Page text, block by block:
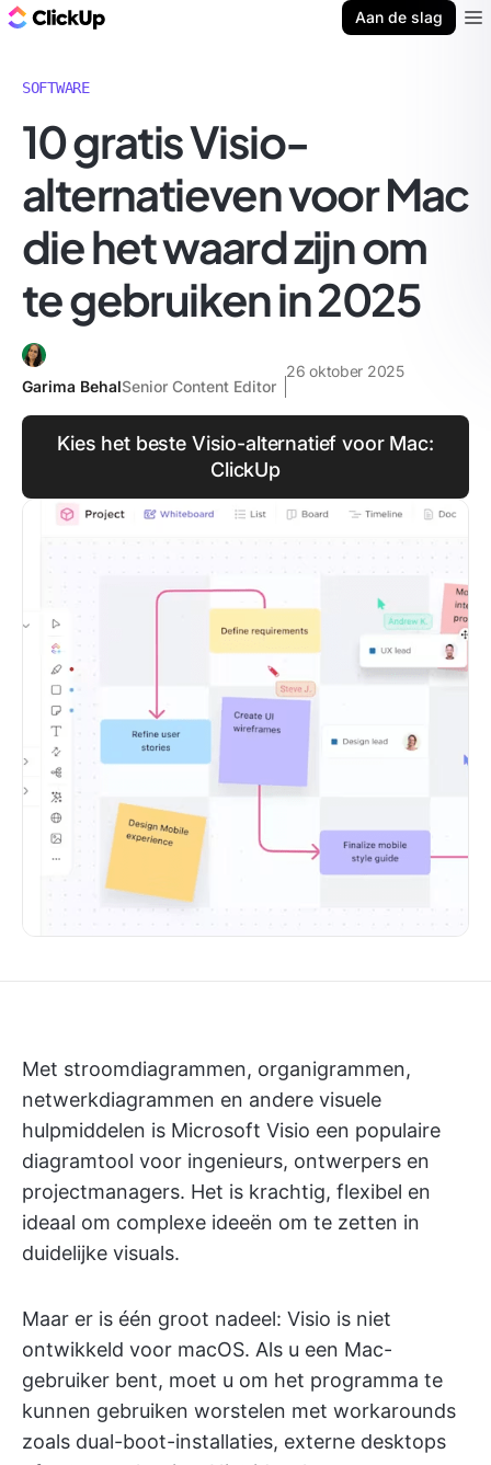
Aan de slag
SOFTWARE
10 gratis Visio-
alternatieven voor Mac
die het waard zijn om
te gebruiken in 2025
Garima BehalSenior Content Editor
26 oktober 2025
Kies het beste Visio-alternatief voor Mac:
ClickUp
Met stroomdiagrammen, organigrammen,
netwerkdiagrammen en andere visuele
hulpmiddelen is Microsoft Visio een populaire
diagramtool voor ingenieurs, ontwerpers en
projectmanagers. Het is krachtig, flexibel en
ideaal om complexe ideeën om te zetten in
duidelijke visuals.
Maar er is één groot nadeel: Visio is niet
ontwikkeld voor macOS. Als u een Mac-
gebruiker bent, moet u om het programma te
kunnen gebruiken worstelen met workarounds
zoals dual-boot-installaties, externe desktops